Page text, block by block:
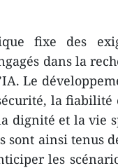
fixe des
dans la
Le
la fiabilité
dignité et la vie
ainsi tenus
les